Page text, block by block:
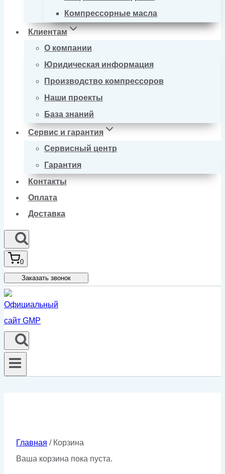
Компрессорные масла
Клиентам
О компании
Юридическая информация
Производство компрессоров
Наши проекты
База знаний
Сервис и гарантия
Сервисный центр
Гарантия
Контакты
Оплата
Доставка
0
Заказать звонок
Главная / Корзина
Ваша корзина пока пуста.